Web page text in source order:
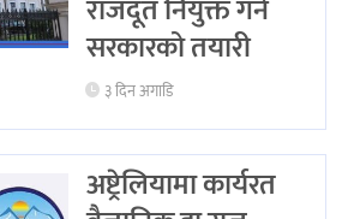
राजदूत नियुक्त गर्ने
सरकारको तयारी
३ दिन अगाडि
अष्ट्रेलियामा कार्यरत